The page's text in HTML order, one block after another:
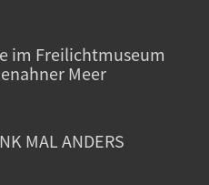
im Freilichtmuseum
Meer
MAL ANDERS